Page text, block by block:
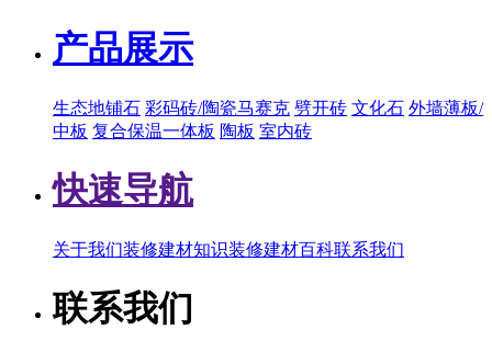
产品展示
生态地铺石 彩码砖/陶瓷马赛克 劈开砖 文化石 外墙薄板/
中板 复合保温一体板 陶板 室内砖
快速导航
关于我们装修建材知识装修建材百科联系我们
联系我们